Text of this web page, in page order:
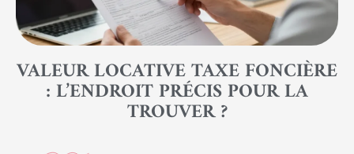
VALEUR LOCATIVE TAXE FONCIÈRE
: L’ENDROIT PRÉCIS POUR LA
TROUVER ?